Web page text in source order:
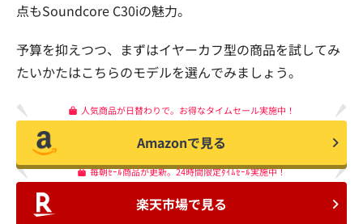
点もSoundcore C30iの魅力。
予算を抑えつつ、まずはイヤーカフ型の商品を試してみ
たいかたはこちらのモデルを選んでみましょう。
人気商品が日替わりで。お得なタイムセール実施中！
Amazonで見る
毎朝ｾｰﾙ商品が更新。24時間限定ﾀｲﾑｾｰﾙ実施中！
楽天市場で見る